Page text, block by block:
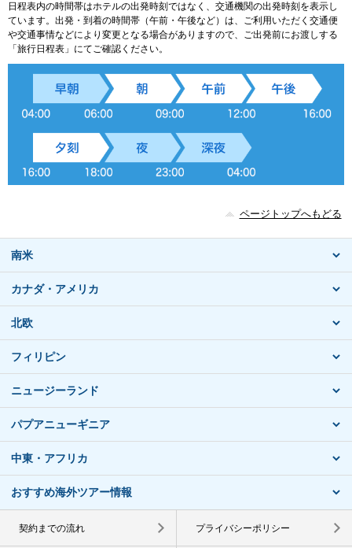
日程表内の時間帯はホテルの出発時刻ではなく、交通機関の出発時刻を表示し
ています。出発・到着の時間帯（午前・午後など）は、ご利用いただく交通便
や交通事情などにより変更となる場合がありますので、ご出発前にお渡しする
「旅行日程表」にてご確認ください。
ページトップへもどる
南米
カナダ・アメリカ
北欧
フィリピン
ニュージーランド
パプアニューギニア
中東・アフリカ
おすすめ海外ツアー情報
契約までの流れ プライバシーポリシー